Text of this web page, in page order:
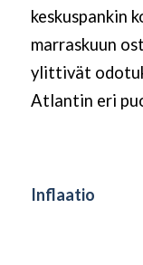
keskuspankin
marraskuun
ylittivät
Atlantin eri
Inflaatio